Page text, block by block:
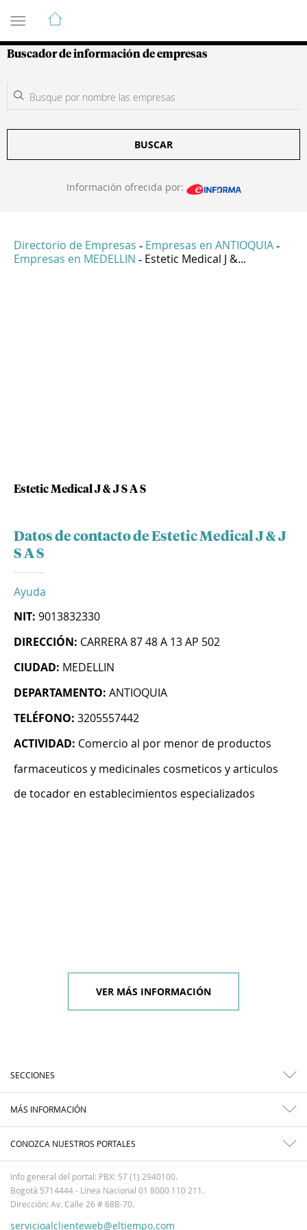
Guía de Empresas Colombianas
Buscador de información de empresas
BUSCAR
Información ofrecida por:
Directorio de Empresas - Empresas en ANTIOQUIA -
Empresas en MEDELLIN - Estetic Medical J &...
Estetic Medical J & J S A S
Datos de contacto de Estetic Medical J & J
S A S
Ayuda
NIT: 9013832330
DIRECCIÓN: CARRERA 87 48 A 13 AP 502
CIUDAD: MEDELLIN
DEPARTAMENTO: ANTIOQUIA
TELÉFONO: 3205557442
ACTIVIDAD: Comercio al por menor de productos
farmaceuticos y medicinales cosmeticos y articulos
de tocador en establecimientos especializados
VER MÁS INFORMACIÓN
SECCIONES
MÁS INFORMACIÓN
CONOZCA NUESTROS PORTALES
Info general del portal: PBX: 57 (1) 2940100.
Bogotá 5714444 - Línea Nacional 01 8000 110 211.
Dirección: Av. Calle 26 # 68B-70.
servicioalclienteweb@eltiempo.com